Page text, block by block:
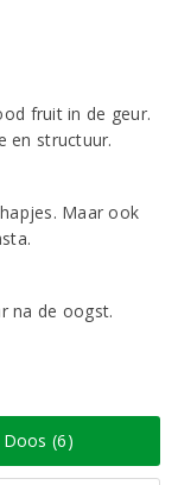
fruit in de geur.
en structuur.
Maar ook
na de oogst.
Doos (6)